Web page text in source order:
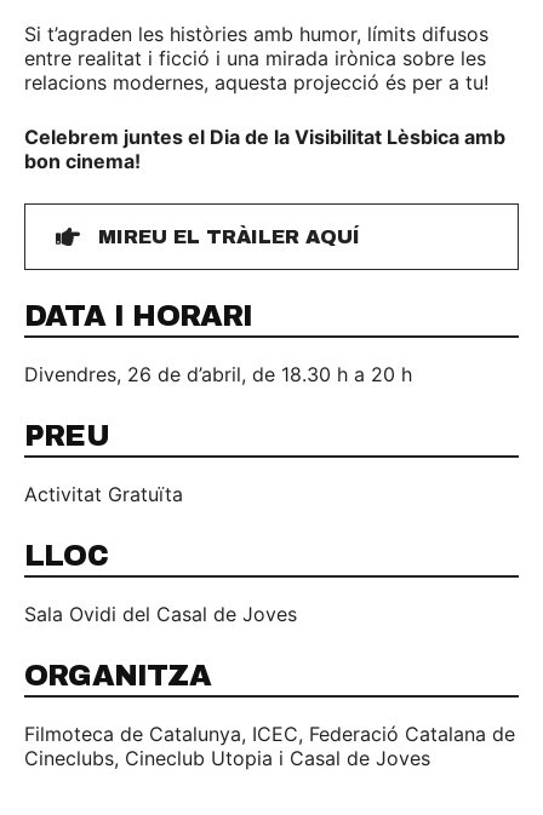
Si t’agraden les històries amb humor, límits difusos
entre realitat i ficció i una mirada irònica sobre les
relacions modernes, aquesta projecció és per a tu!
Celebrem juntes el Dia de la Visibilitat Lèsbica amb
bon cinema!
MIREU EL TRÀILER AQUÍ
DATA I HORARI
Divendres, 26 de d’abril, de 18.30 h a 20 h
PREU
Activitat Gratuïta
LLOC
Sala Ovidi del Casal de Joves
ORGANITZA
Filmoteca de Catalunya, ICEC, Federació Catalana de
Cineclubs, Cineclub Utopia i Casal de Joves